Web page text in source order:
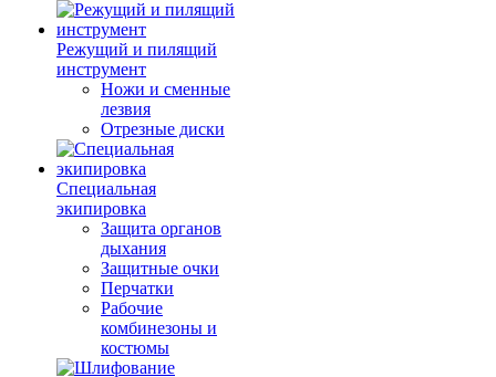
Режущий и пилящий
инструмент
Ножи и сменные
лезвия
Отрезные диски
Специальная
экипировка
Защита органов
дыхания
Защитные очки
Перчатки
Рабочие
комбинезоны и
костюмы